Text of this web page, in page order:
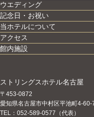
ウエディング
記念日・お祝い
当ホテルについて
アクセス
館内施設
ストリングスホテル名古屋
〒453-0872
愛知県名古屋市中村区平池町4-60-
TEL：052-589-0577（代表）